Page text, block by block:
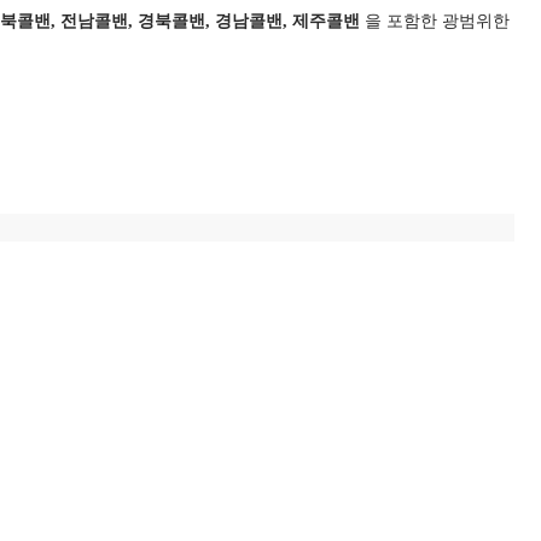
콜밴, 전남콜밴, 경북콜밴, 경남콜밴, 제주콜밴 을 포함한 광범위한